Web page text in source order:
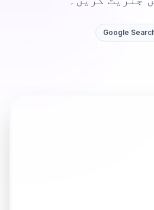
Google